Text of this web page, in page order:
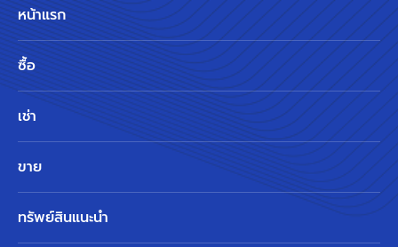
หน้าแรก
ซื้อ
เช่า
ขาย
ทรัพย์สินแนะนำ